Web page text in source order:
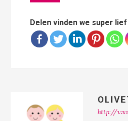
Delen vinden we super lief
http://